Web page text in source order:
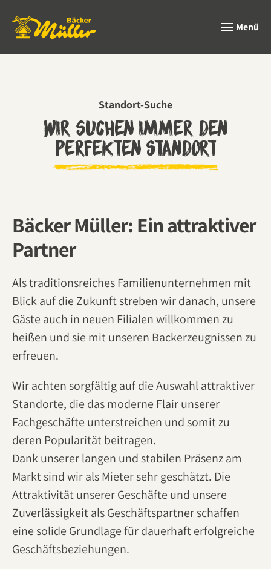
Zum Hauptinhalt springen
Menü
Standort-Suche
Wir suchen immer den
perfekten Standort
Bäcker Müller: Ein attraktiver
Partner
Als traditionsreiches Familienunternehmen mit
Blick auf die Zukunft streben wir danach, unsere
Gäste auch in neuen Filialen willkommen zu
heißen und sie mit unseren Backerzeugnissen zu
erfreuen.
Wir achten sorgfältig auf die Auswahl attraktiver
Standorte, die das moderne Flair unserer
Fachgeschäfte unterstreichen und somit zu
deren Popularität beitragen.
Dank unserer langen und stabilen Präsenz am
Markt sind wir als Mieter sehr geschätzt. Die
Attraktivität unserer Geschäfte und unsere
Zuverlässigkeit als Geschäftspartner schaffen
eine solide Grundlage für dauerhaft erfolgreiche
Geschäftsbeziehungen.